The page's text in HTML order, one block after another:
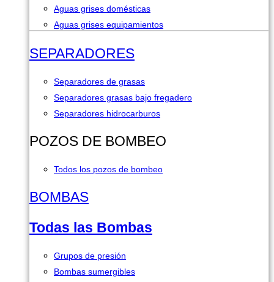
Aguas grises domésticas
Aguas grises equipamientos
SEPARADORES
Separadores de grasas
Separadores grasas bajo fregadero
Separadores hidrocarburos
POZOS DE BOMBEO
Todos los pozos de bombeo
BOMBAS
Todas las Bombas
Grupos de presión
Bombas sumergibles